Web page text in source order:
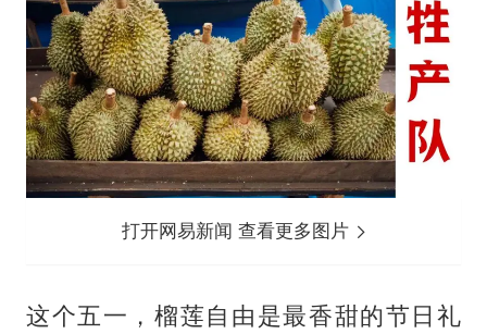
打开网易新闻 查看更多图片
这个五一，榴莲自由是最香甜的节日礼